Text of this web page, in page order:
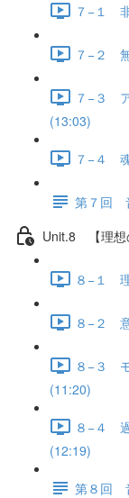
７−１
７−２
７−３
(13:03)
７−４
第７回
Unit.8 【理想
８−１
８−２
８−３
(11:20)
８−４
(12:19)
第８回